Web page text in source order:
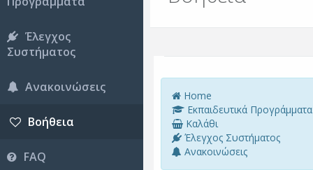
Έλεγχος
Συστήματος
Ανακοινώσεις
Βοήθεια
FAQ
Home
Εκπαιδευτικά Προγράμματα
Καλάθι
Έλεγχος Συστήματος
Ανακοινώσεις